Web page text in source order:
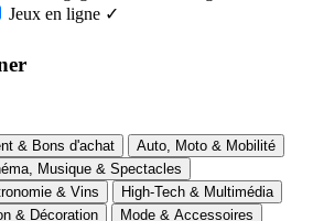
Jeux en ligne ✓
& Bons d'achat
Auto, Moto & Mobilité
Musique & Spectacles
& Vins
High-Tech & Multimédia
& Décoration
Mode & Accessoires